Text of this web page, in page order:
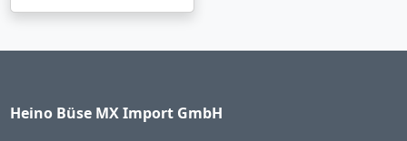
Heino Büse MX Import GmbH